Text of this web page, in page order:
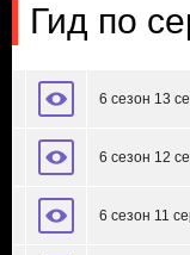
Гид по
6 сезон 13
6 сезон 12
6 сезон 11